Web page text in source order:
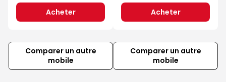
Acheter
Acheter
Comparer un autre
mobile
Comparer un autre
mobile